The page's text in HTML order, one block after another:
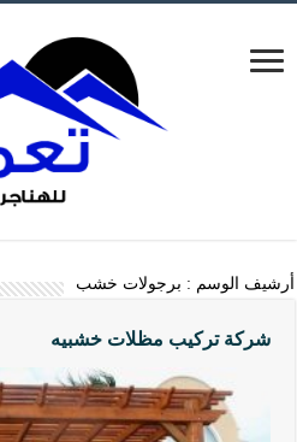
أرشيف الوسم : برجولات خشب
شركة تركيب مظلات خشبيه